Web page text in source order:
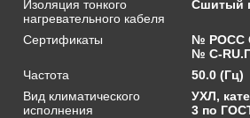
Изоляция тонкого
нагревательного кабеля
Сшитый
Сертификаты
№ РОСС
№ С-
Частота
50.0 (Гц)
Вид климатического
исполнения
УХЛ,
3 по